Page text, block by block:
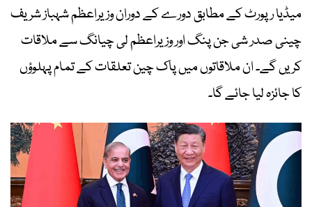
میڈیا رپورٹ کے مطابق دورے کے دوران وزیراعظم شہباز شریف
چینی صدر شی جن پنگ اور وزیراعظم لی چیانگ سے ملاقات
کریں گے۔ ان ملاقاتوں میں پاک چین تعلقات کے تمام پہلوؤں
کا جائزہ لیا جائے گا۔